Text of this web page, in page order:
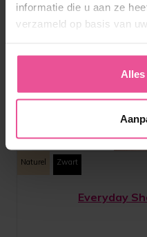
informatie die u aan ze
verzameld op basis van
Alles
Naturel Zwart
Everyday